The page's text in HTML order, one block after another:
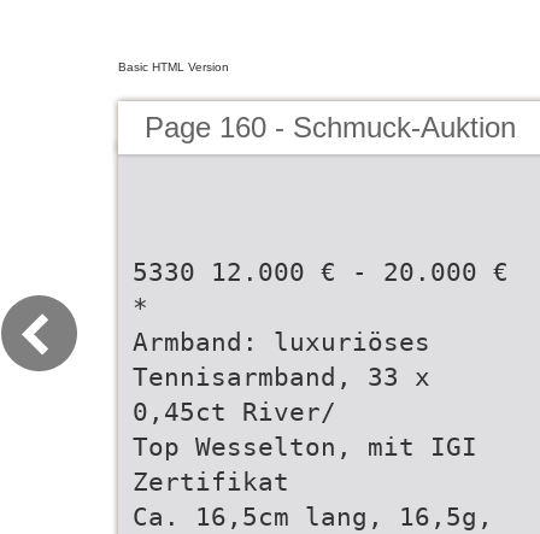
Basic HTML Version
Page 160 - Schmuck-Auktion
5330 12.000 € - 20.000 €
*
Armband: luxuriöses
Tennisarmband, 33 x
0,45ct River/
Top Wesselton, mit IGI
Zertifikat
Ca. 16,5cm lang, 16,5g,